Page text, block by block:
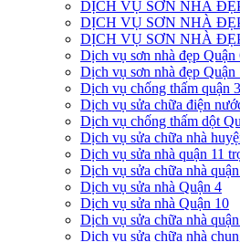
DỊCH VỤ SƠN NHÀ
DỊCH VỤ SƠN NHÀ
DỊCH VỤ SƠN NHÀ
Dịch vụ sơn nhà đẹp Quận
Dịch vụ sơn nhà đẹp Quận
Dịch vụ chống thấm quận
Dịch vụ sửa chữa điện
Dịch vụ chống thấm dột
Dịch vụ sửa chữa nhà
Dịch vụ sửa nhà quận 11
Dịch vụ sửa chữa nhà
Dịch vụ sửa nhà Quận 4
Dịch vụ sửa nhà Quận 10
Dịch vụ sửa chữa nhà
Dịch vụ sửa chữa nhà